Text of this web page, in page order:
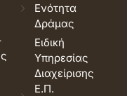
Ενότητα
Δράμας
Ειδική
Υπηρεσίας
Διαχείρισης
Ε.Π.